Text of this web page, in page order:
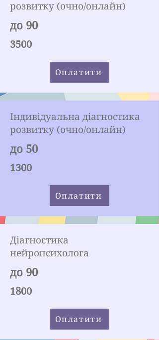
розвитку (очно/онлайн)
до 90
3500
Оплатити
Індивідуальна діагностика
розвитку (очно/онлайн)
до 50
1300
Оплатити
Діагностика
нейропсихолога
до 90
1800
Оплатити